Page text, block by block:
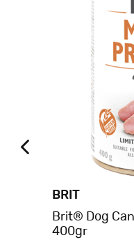
BRIT
Brit® Dog
400gr